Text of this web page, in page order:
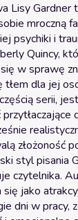
Lisy Gardner
mroczną
psychiki i
Quincy,
w sprawę
dla jej
serii,
złożoność
styl pisania
czytelnika.
jako
dni w pracy,